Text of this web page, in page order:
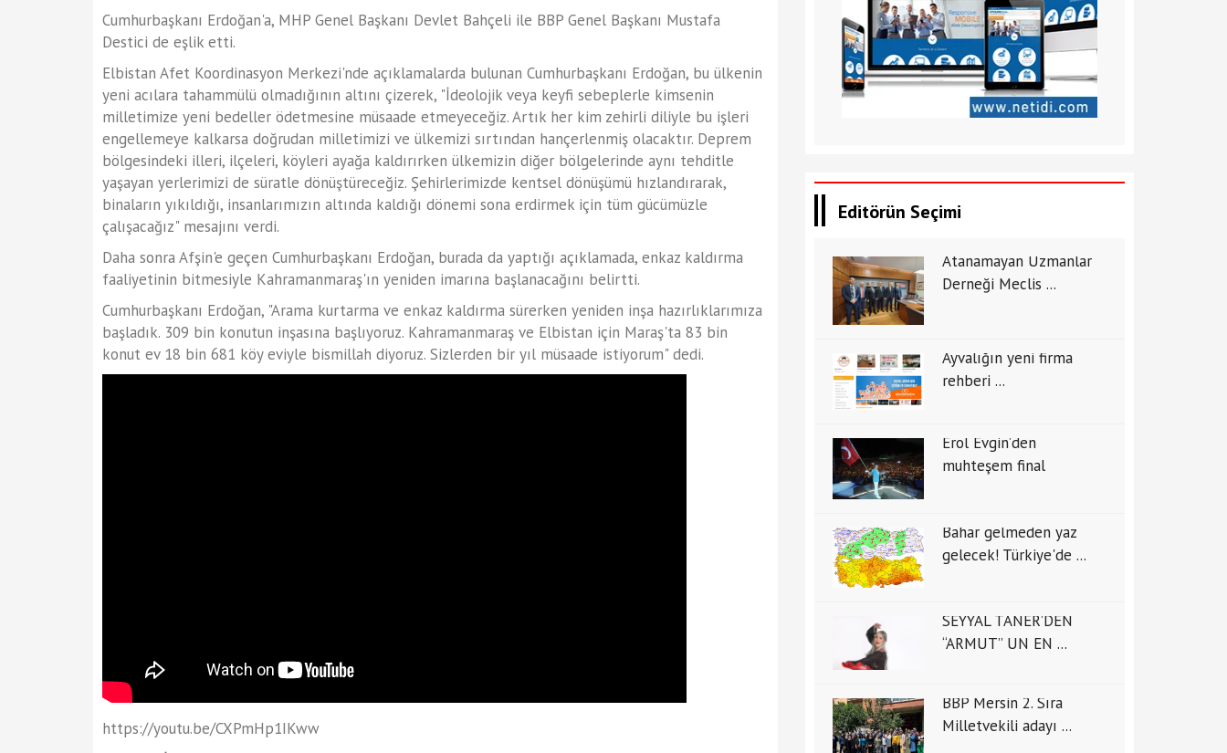
Cumhurbaşkanı Erdoğan'a, MHP Genel Başkanı Devlet Bahçeli ile BBP Genel Başkanı Mustafa
Destici de eşlik etti.
Elbistan Afet Koordinasyon Merkezi'nde açıklamalarda bulunan Cumhurbaşkanı Erdoğan, bu ülkenin
yeni acılara tahammülü olmadığının altını çizerek, "İdeolojik veya keyfi sebeplerle kimsenin
milletimize yeni bedeller ödetmesine müsaade etmeyeceğiz. Artık her kim zehirli diliyle bu işleri
engellemeye kalkarsa doğrudan milletimizi ve ülkemizi sırtından hançerlenmiş olacaktır. Deprem
bölgesindeki illeri, ilçeleri, köyleri ayağa kaldırırken ülkemizin diğer bölgelerinde aynı tehditle
yaşayan yerlerimizi de süratle dönüştüreceğiz. Şehirlerimizde kentsel dönüşümü hızlandırarak,
binaların yıkıldığı, insanlarımızın altında kaldığı dönemi sona erdirmek için tüm gücümüzle
çalışacağız" mesajını verdi.
Daha sonra Afşin'e geçen Cumhurbaşkanı Erdoğan, burada da yaptığı açıklamada, enkaz kaldırma
faaliyetinin bitmesiyle Kahramanmaraş'ın yeniden imarına başlanacağını belirtti.
Cumhurbaşkanı Erdoğan, "Arama kurtarma ve enkaz kaldırma sürerken yeniden inşa hazırlıklarımıza
başladık. 309 bin konutun inşasına başlıyoruz. Kahramanmaraş ve Elbistan için Maraş'ta 83 bin
konut ev 18 bin 681 köy eviyle bismillah diyoruz. Sizlerden bir yıl müsaade istiyorum" dedi.
https://youtu.be/CXPmHp1IKww
Editörün Seçimi
Atanamayan Uzmanlar
Derneği Meclis ...
Ayvalığın yeni firma
rehberi ...
Erol Evgin’den
muhteşem final
Bahar gelmeden yaz
gelecek! Türkiye'de ...
SEYYAL TANER’DEN
“ARMUT” UN EN ...
BBP Mersin 2. Sıra
Milletvekili adayı ...